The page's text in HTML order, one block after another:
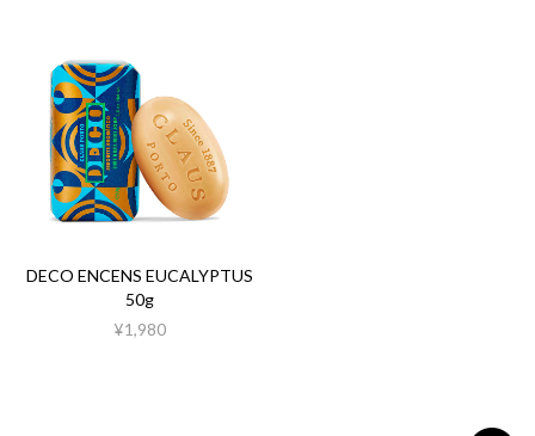
DECO ENCENS EUCALYPTUS
50g
¥1,980